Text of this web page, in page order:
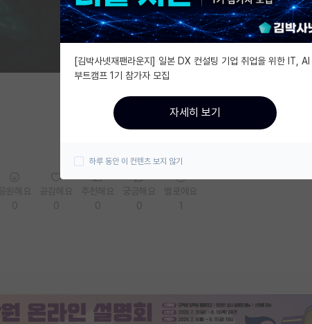
[김박사넷재팬라운지] 일본 DX 컨설팅 기업 취업을 위한 IT, AI
부트캠프 1기 참가자 모집
자세히 보기
하루 동안 이 컨텐츠 보지 않기